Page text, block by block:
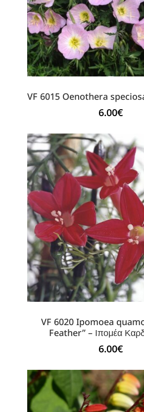
VF 6015 Oenothera
6.00€
VF 6020 Ipomoea
Feather” – Ιπομέα
6.00€